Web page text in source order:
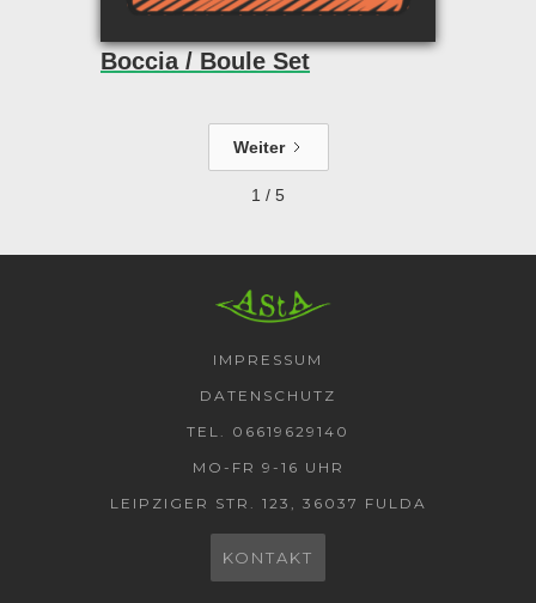
Boccia / Boule Set
Weiter
1 / 5
AStA HSF
IMPRESSUM
DATENSCHUTZ
TEL. 06619629140
MO-FR 9-16 UHR
LEIPZIGER STR. 123, 36037 FULDA
KONTAKT